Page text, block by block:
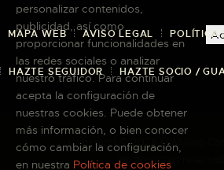
MAPA WEB AVISO LEGAL POLÍTICA
HAZTE SEGUIDOR HAZTE SOCIO /
Copyright © 2026 El Museo
los derechos
personalizar contenidos,
publicidad, así como
proporcionar funcionalidades en
las redes sociales o analizar
nuestro tráfico. Para continuar
acepta la configuración de
nuestras cookies. Puede obtener
más información, o bien conocer
cómo cambiar la configuración,
en nuestra Política de cookies